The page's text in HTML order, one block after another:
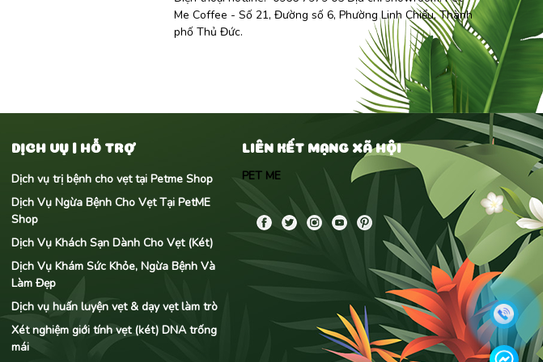
Me Coffee - Số 21, Đường số 6, Phường Linh Chiểu, Thành
phố Thủ Đức.
DỊCH VỤ | HỖ TRỢ
Dịch vụ trị bệnh cho vẹt tại Petme Shop
Dịch Vụ Ngừa Bệnh Cho Vẹt Tại PetME
Shop
Dịch Vụ Khách Sạn Dành Cho Vẹt (Két)
Dịch Vụ Khám Sức Khỏe, Ngừa Bệnh Và
Làm Đẹp
Dịch vụ huấn luyện vẹt & dạy vẹt làm trò
Xét nghiệm giới tính vẹt (két) DNA trống
mái
LIÊN KẾT MẠNG XÃ HỘI
PET ME